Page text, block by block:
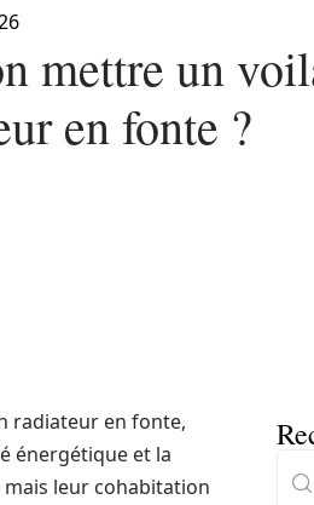
mettre un
en fonte ?
radiateur en fonte,
énergétique et la
leur cohabitation